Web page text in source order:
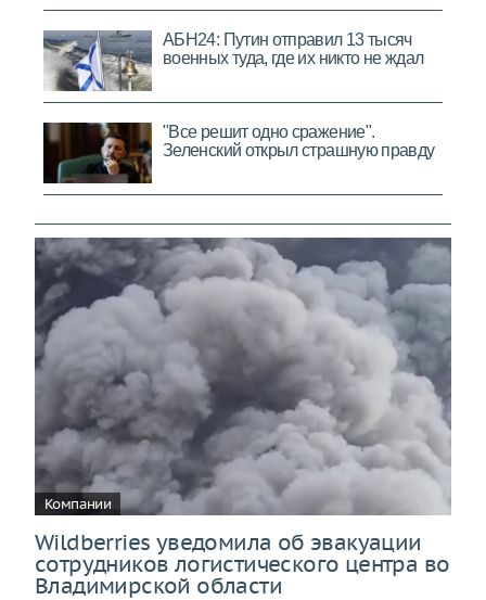
Компании
Wildberries уведомила об эвакуации
сотрудников логистического центра во
Владимирской области